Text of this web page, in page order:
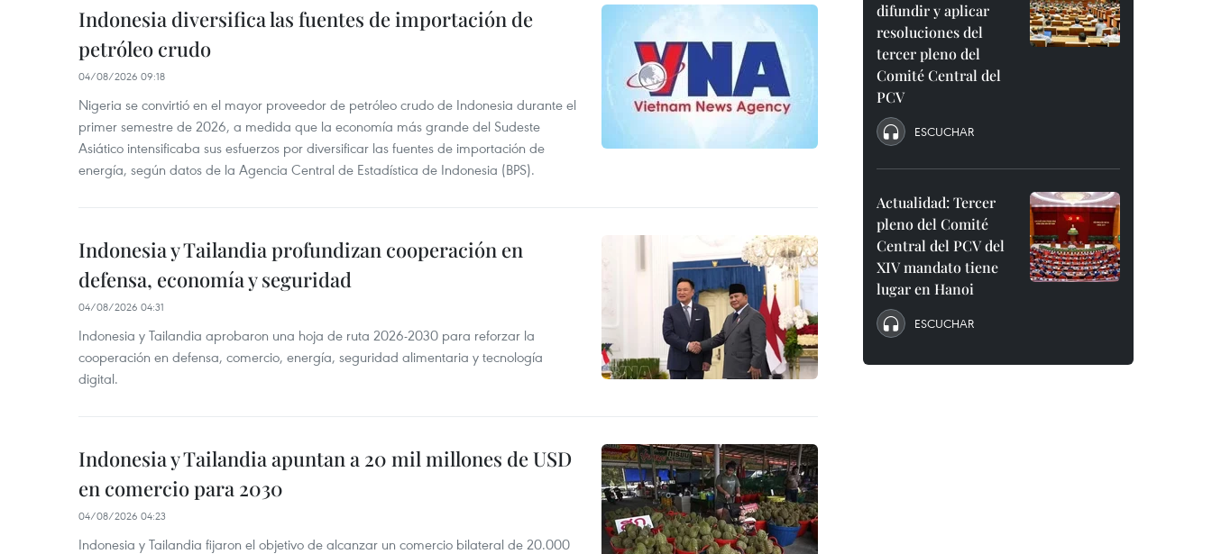
Indonesia diversifica las fuentes de importación de
petróleo crudo
04/08/2026 09:18
Nigeria se convirtió en el mayor proveedor de petróleo crudo de Indonesia durante el
primer semestre de 2026, a medida que la economía más grande del Sudeste
Asiático intensificaba sus esfuerzos por diversificar las fuentes de importación de
energía, según datos de la Agencia Central de Estadística de Indonesia (BPS).
Indonesia y Tailandia profundizan cooperación en
defensa, economía y seguridad
04/08/2026 04:31
Indonesia y Tailandia aprobaron una hoja de ruta 2026-2030 para reforzar la
cooperación en defensa, comercio, energía, seguridad alimentaria y tecnología
digital.
Indonesia y Tailandia apuntan a 20 mil millones de USD
en comercio para 2030
04/08/2026 04:23
Indonesia y Tailandia fijaron el objetivo de alcanzar un comercio bilateral de 20.000
difundir y aplicar
resoluciones del
tercer pleno del
Comité Central del
PCV
ESCUCHAR
Actualidad: Tercer
pleno del Comité
Central del PCV del
XIV mandato tiene
lugar en Hanoi
ESCUCHAR